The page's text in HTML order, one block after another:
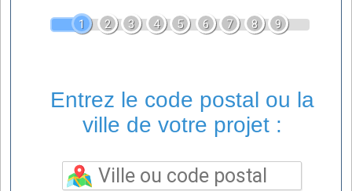
1 2 3 4 5 6 7 8 9
Entrez le code postal ou la
ville de votre projet :